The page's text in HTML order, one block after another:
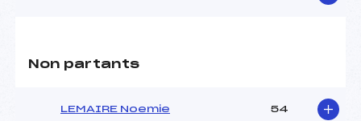
Non partants
LEMAIRE Noemie 54